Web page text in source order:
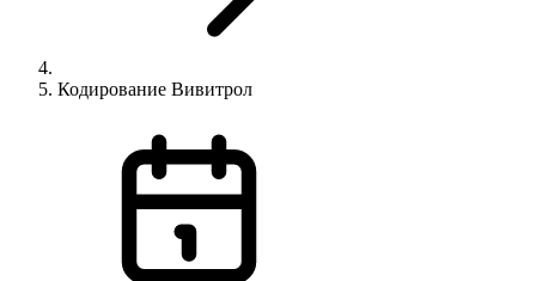
Кодирование Вивитрол